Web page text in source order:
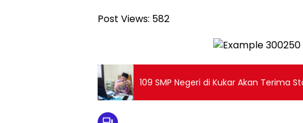
Post Views: 582
109 SMP Negeri di Kukar Akan Terima